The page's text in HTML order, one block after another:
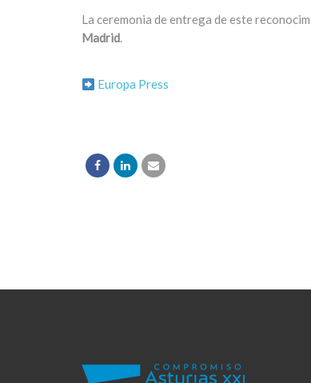
La ceremonia de entrega de este
Madrid.
Europa Press